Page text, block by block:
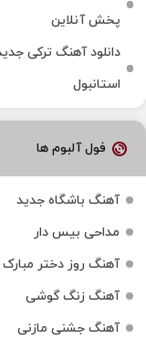
پخش آنلاین
دانلود آهنگ ترکی
استانبول
فول آلبوم ها
آهنگ باشگاه جدید
مداحی بیس دار
آهنگ روز دختر مبارک
آهنگ زنگ گوشی
آهنگ جشنی مازنی